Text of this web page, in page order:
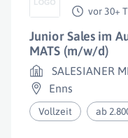
vor 30+ T
Junior Sales im
MATS (m/w/d)
SALESIANER
Enns
Vollzeit ab